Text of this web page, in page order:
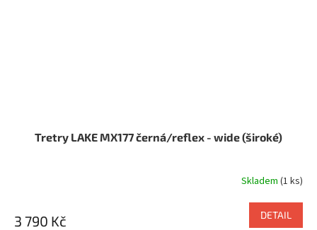
Tretry LAKE MX177 černá/reflex - wide (široké)
Skladem (1 ks)
3 790 Kč DETAIL